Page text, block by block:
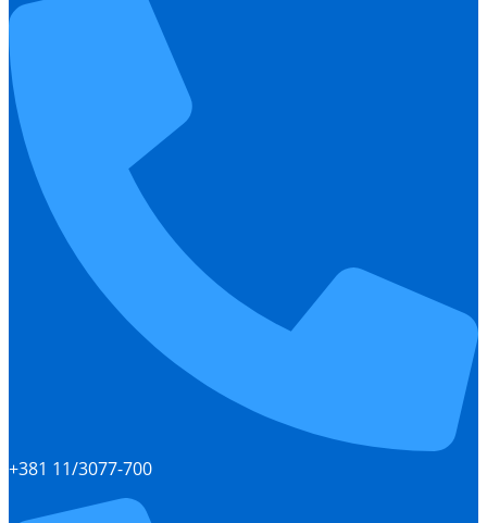
+381 11/3077-700